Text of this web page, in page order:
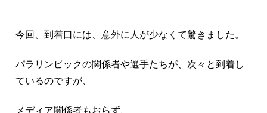
今回、到着口には、意外に人が少なくて驚きました。
パラリンピックの関係者や選手たちが、次々と到着し
ているのですが、
メディア関係者もおらず、